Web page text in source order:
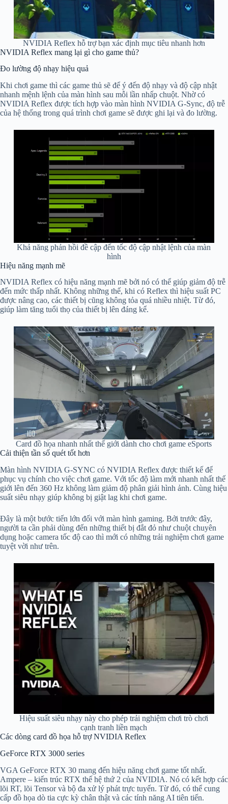
NVIDIA Reflex hỗ trợ bạn xác định mục tiêu nhanh hơn
NVIDIA Reflex mang lại gì cho game thủ?
Đo lường độ nhạy hiệu quả
Khi chơi game thì các game thủ sẽ để ý đến độ nhạy và độ cập nhật
nhanh mệnh lệnh của màn hình sau mỗi lần nhấp chuột. Nhờ có
NVIDIA Reflex được tích hợp vào màn hình NVIDIA G-Sync, độ trễ
của hệ thống trong quá trình chơi game sẽ được ghi lại và đo lường.
Khả năng phản hồi đề cập đến tốc độ cập nhật lệnh của màn
hình
Hiệu năng mạnh mẽ
NVIDIA Reflex có hiệu năng mạnh mẽ bởi nó có thể giúp giảm độ trễ
đến mức thấp nhất. Không những thế, khi có Reflex thì hiệu suất PC
được nâng cao, các thiết bị cũng không tỏa quá nhiều nhiệt. Từ đó,
giúp làm tăng tuổi thọ của thiết bị lên đáng kể.
Card đồ họa nhanh nhất thế giới dành cho chơi game eSports
Cải thiện tần số quét tốt hơn
Màn hình NVIDIA G-SYNC có NVIDIA Reflex được thiết kế để
phục vụ chính cho việc chơi game. Với tốc độ làm mới nhanh nhất thế
giới lên đến 360 Hz không làm giảm độ phân giải hình ảnh. Cùng hiệu
suất siêu nhạy giúp không bị giật lag khi chơi game.
Đây là một bước tiến lớn đối với màn hình gaming. Bởi trước đây,
người ta cần phải dùng đến những thiết bị đắt đỏ như chuột chuyên
dụng hoặc camera tốc độ cao thì mới có những trải nghiệm chơi game
tuyệt vời như trên.
Hiệu suất siêu nhạy này cho phép trải nghiệm chơi trò chơi
cạnh tranh liền mạch
Các dòng card đồ họa hỗ trợ NVIDIA Reflex
GeForce RTX 3000 series
VGA GeForce RTX 30 mang đến hiệu năng chơi game tốt nhất.
Ampere – kiến trúc RTX thế hệ thứ 2 của NVIDIA. Nó có kết hợp các
lõi RT, lõi Tensor và bộ đa xử lý phát trực tuyến. Từ đó, có thể cung
cấp đồ họa dò tia cực kỳ chân thật và các tính năng AI tiên tiến.